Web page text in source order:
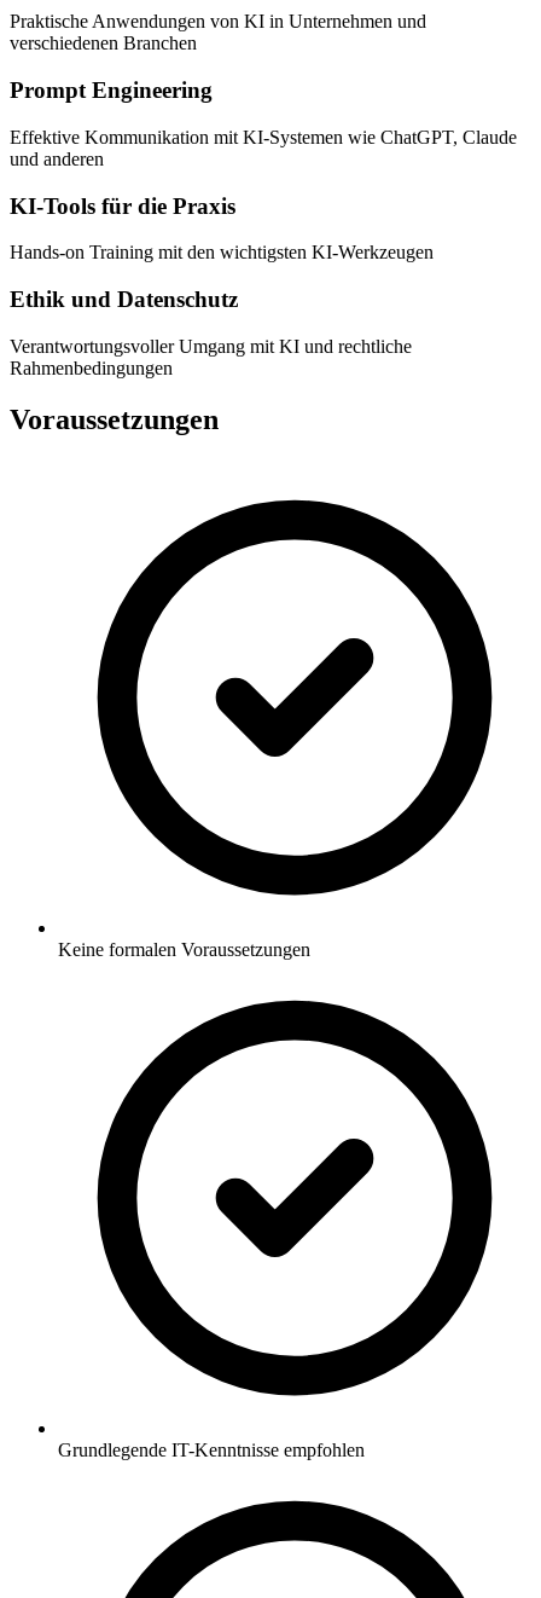
Praktische Anwendungen von KI in Unternehmen und
verschiedenen Branchen
Prompt Engineering
Effektive Kommunikation mit KI-Systemen wie ChatGPT, Claude
und anderen
KI-Tools für die Praxis
Hands-on Training mit den wichtigsten KI-Werkzeugen
Ethik und Datenschutz
Verantwortungsvoller Umgang mit KI und rechtliche
Rahmenbedingungen
Voraussetzungen
Keine formalen Voraussetzungen
Grundlegende IT-Kenntnisse empfohlen